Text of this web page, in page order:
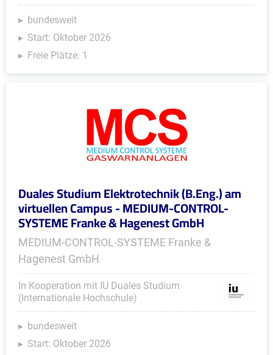
bundesweit
Start: Oktober 2026
Freie Plätze: 1
Duales Studium Elektrotechnik (B.Eng.) am
virtuellen Campus - MEDIUM-CONTROL-
SYSTEME Franke & Hagenest GmbH
MEDIUM-CONTROL-SYSTEME Franke &
Hagenest GmbH
In Kooperation mit IU Duales Studium
(Internationale Hochschule)
bundesweit
Start: Oktober 2026